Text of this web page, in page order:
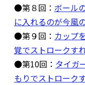
●第８回： ボール
に入れるのが今風
●第９回： カップ
覚でストロークす
●第10回： タイガ
もりでストローク